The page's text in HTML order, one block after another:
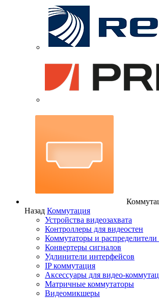
Назад Коммутация
Устройства видеозахвата
Контроллеры для видеостен
Коммутаторы и распределители
Конвертеры сигналов
Удлинители интерфейсов
IP коммутация
Аксессуары для видео-
Матричные коммутаторы
Видеомикшеры